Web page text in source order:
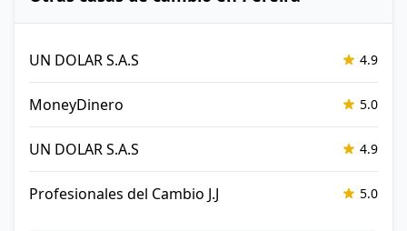
UN DOLAR S.A.S 4.9
MoneyDinero 5.0
UN DOLAR S.A.S 4.9
Profesionales del Cambio J.J 5.0